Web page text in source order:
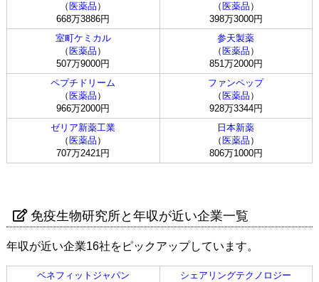
（ 医薬品 ）
668万3886円
（ 医薬品 ）
398万3000円
室町ケミカル
（ 医薬品 ）
507万9000円
参天製薬
（ 医薬品 ）
851万2000円
ペプチドリーム
（ 医薬品 ）
966万2000円
ファンペップ
（ 医薬品 ）
928万3344円
ゼリア新薬工業
（ 医薬品 ）
707万2421円
日本新薬
（ 医薬品 ）
806万1000円
免疫生物研究所と年収が近い企業一覧
年収が近い企業16社をピックアップしています。
ベネフィットジャパン
シェアリングテクノロジー